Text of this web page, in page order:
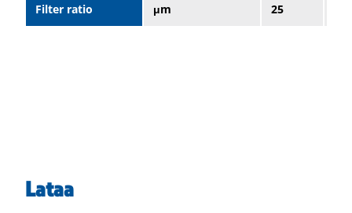
Filter ratio μm 25
Lataa